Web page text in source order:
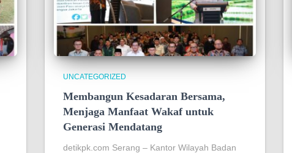
UNCATEGORIZED
Membangun Kesadaran Bersama,
Menjaga Manfaat Wakaf untuk
Generasi Mendatang
detikpk.com Serang – Kantor Wilayah Badan